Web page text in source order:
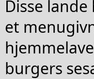
Disse
et
burgers